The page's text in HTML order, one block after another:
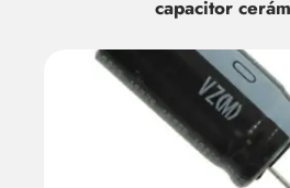
capacitor